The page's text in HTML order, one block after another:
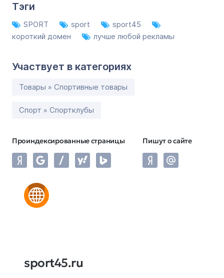
Тэги
SPORT sport
sport45
короткий домен
лучше любой рекламы
Участвует в категориях
Товары » Спортивные товары
Спорт » Спортклубы
Проиндексированные страницы Пишут о сайте
sport45.ru